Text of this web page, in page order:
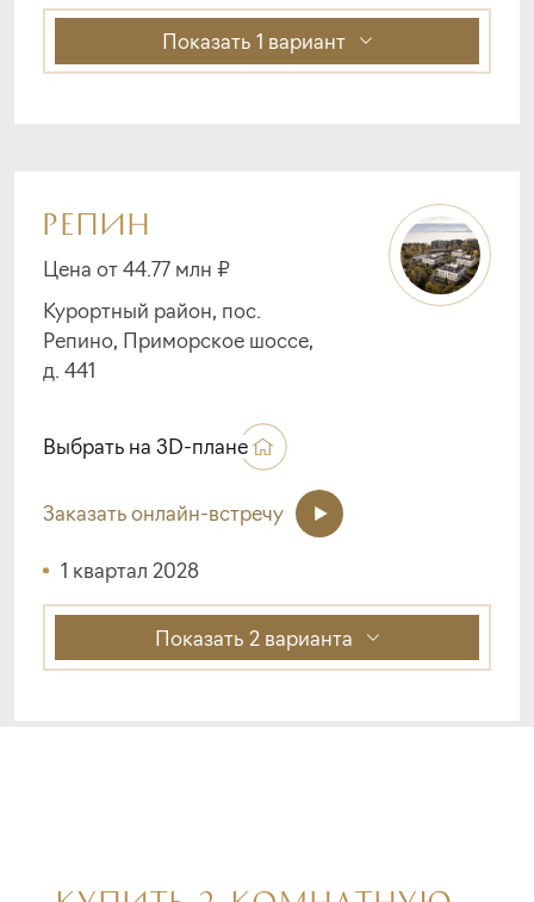
Показать 1 вариант
РЕПИН
Цена от 44.77 млн ₽
Курортный район, пос.
Репино, Приморское шоссе,
д. 441
Выбрать на 3D-плане
Заказать онлайн-встречу
1 квартал 2028
Показать 2 варианта